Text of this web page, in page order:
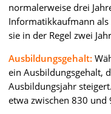
normalerweise drei
Informatikkaufmann
sie in der Regel zwei
Ausbildungsgehalt:
ein Ausbildungsgehalt,
Ausbildungsjahr
etwa zwischen 830 und